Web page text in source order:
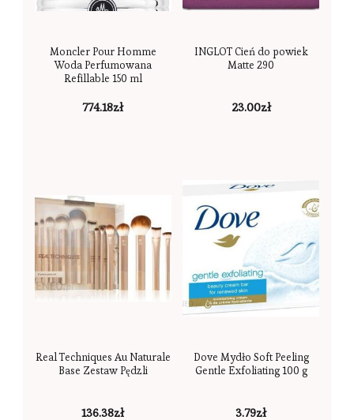
Moncler Pour Homme
Woda Perfumowana
Refillable 150 ml
774.18zł
INGLOT Cień do powiek
Matte 290
23.00zł
Real Techniques Au Naturale
Base Zestaw Pędzli
136.38zł
Dove Mydło Soft Peeling
Gentle Exfoliating 100 g
3.79zł